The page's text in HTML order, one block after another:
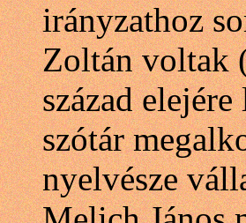
irányzathoz
Zoltán voltak
század
szótár
nyelvésze